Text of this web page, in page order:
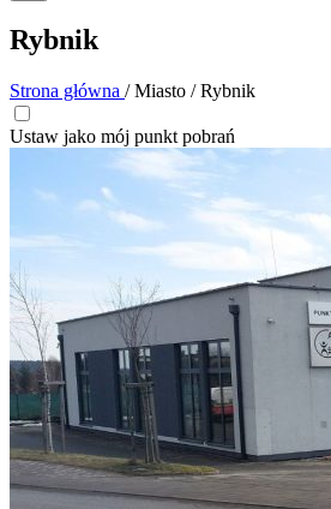
Rybnik
Strona główna / Miasto / Rybnik
Ustaw jako mój punkt pobrań